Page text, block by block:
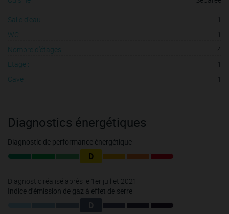
Salle d'eau :
1
WC :
1
Nombre d'étages :
4
Etage :
1
Cave :
1
Diagnostics énergétiques
Diagnostic de performance énergétique
D
Diagnostic réalisé après le 1er juillet 2021
Indice d'émission de gaz à effet de serre
D